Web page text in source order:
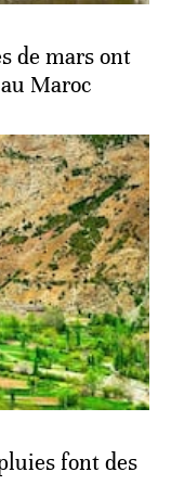
de mars ont
Maroc
font des